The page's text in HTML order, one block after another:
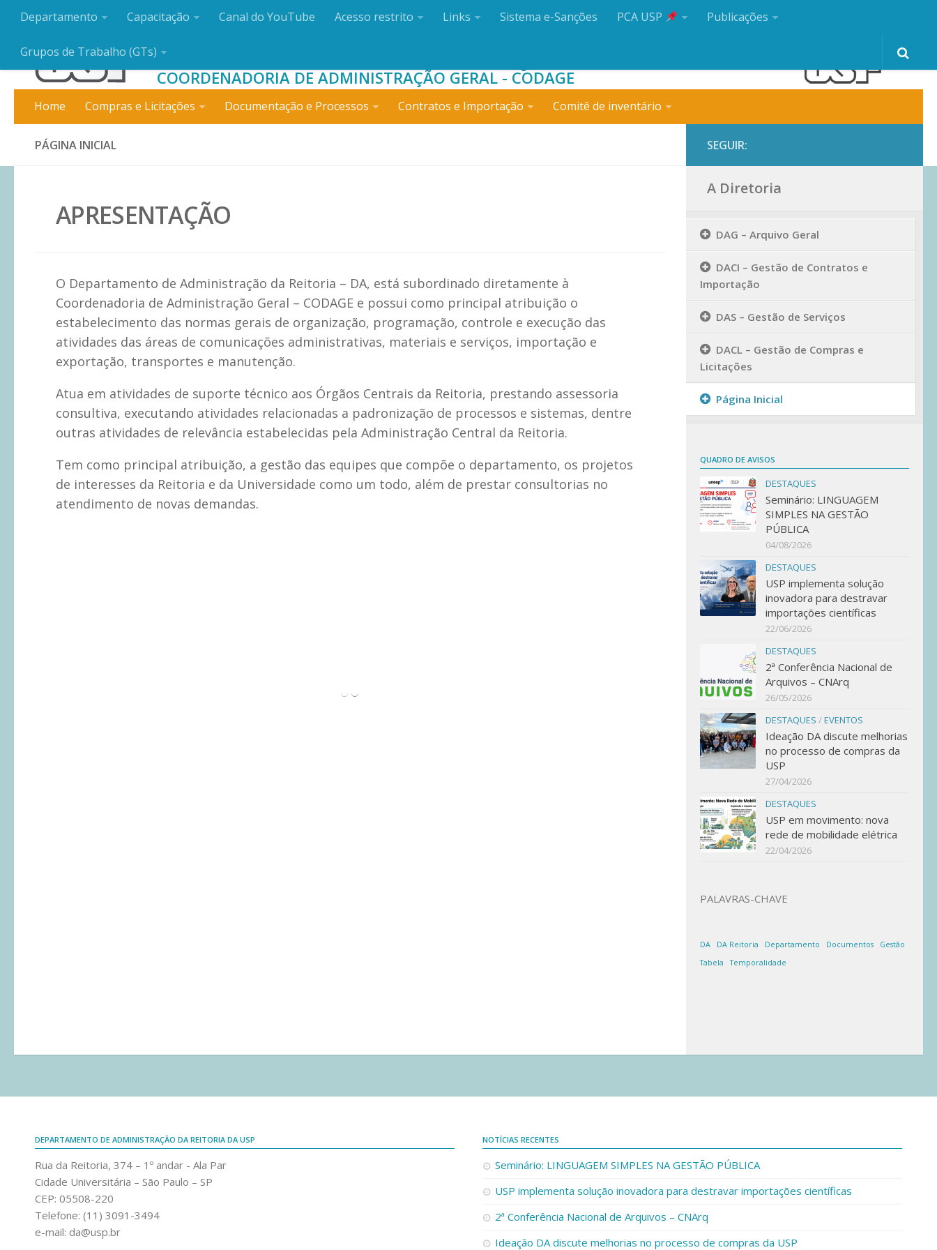
Departamento Capacitação Canal do YouTube Acesso restrito Links Sistema e-Sanções PCA USP Publicações
Grupos de Trabalho (GTs) DEPARTAMENTO DE ADMINISTRAÇÃO
COORDENADORIA DE ADMINISTRAÇÃO GERAL - CODAGE
Home Compras e Licitações Documentação e Processos Contratos e Importação Comitê de inventário
PÁGINA INICIAL
APRESENTAÇÃO
O Departamento de Administração da Reitoria – DA, está subordinado diretamente à
Coordenadoria de Administração Geral – CODAGE e possui como principal atribuição o
estabelecimento das normas gerais de organização, programação, controle e execução das
atividades das áreas de comunicações administrativas, materiais e serviços, importação e
exportação, transportes e manutenção.
Atua em atividades de suporte técnico aos Órgãos Centrais da Reitoria, prestando assessoria
consultiva, executando atividades relacionadas a padronização de processos e sistemas, dentre
outras atividades de relevância estabelecidas pela Administração Central da Reitoria.
Tem como principal atribuição, a gestão das equipes que compõe o departamento, os projetos
de interesses da Reitoria e da Universidade como um todo, além de prestar consultorias no
atendimento de novas demandas.
SEGUIR:
A Diretoria
DAG – Arquivo Geral
DACI – Gestão de Contratos e
Importação
DAS – Gestão de Serviços
DACL – Gestão de Compras e
Licitações
Página Inicial
QUADRO DE AVISOS
DESTAQUES
Seminário: LINGUAGEM
SIMPLES NA GESTÃO
PÚBLICA
04/08/2026
DESTAQUES
USP implementa solução
inovadora para destravar
importações científicas
22/06/2026
DESTAQUES
2ª Conferência Nacional de
Arquivos – CNArq
26/05/2026
DESTAQUES /EVENTOS
Ideação DA discute melhorias
no processo de compras da
USP
27/04/2026
DESTAQUES
USP em movimento: nova
rede de mobilidade elétrica
22/04/2026
PALAVRAS-CHAVE
DA DA Reitoria Departamento Documentos
Gestão
Tabela
Temporalidade
DEPARTAMENTO DE ADMINISTRAÇÃO DA REITORIA DA USP
Rua da Reitoria, 374 – 1º andar - Ala Par
Cidade Universitária – São Paulo – SP
CEP: 05508-220
Telefone: (11) 3091-3494
e-mail: da@usp.br
NOTÍCIAS RECENTES
Seminário: LINGUAGEM SIMPLES NA GESTÃO PÚBLICA
USP implementa solução inovadora para destravar importações científicas
2ª Conferência Nacional de Arquivos – CNArq
Ideação DA discute melhorias no processo de compras da USP